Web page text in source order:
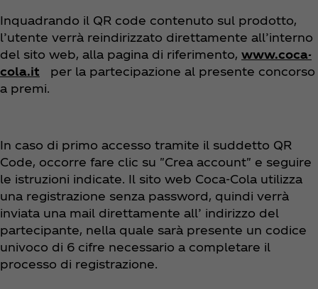
Inquadrando il QR code contenuto sul prodotto,
l’utente verrà reindirizzato direttamente all’interno
del sito web, alla pagina di riferimento, www.coca-
cola.it per la partecipazione al presente concorso
a premi.
In caso di primo accesso tramite il suddetto QR
Code, occorre fare clic su "Crea account" e seguire
le istruzioni indicate. Il sito web Coca‑Cola utilizza
una registrazione senza password, quindi verrà
inviata una mail direttamente all’ indirizzo del
partecipante, nella quale sarà presente un codice
univoco di 6 cifre necessario a completare il
processo di registrazione.